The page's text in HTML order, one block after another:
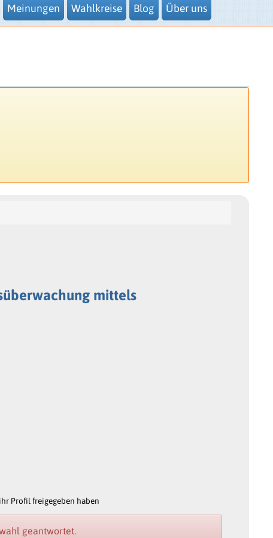
Meinungen Wahlkreise Blog Über uns
mittels
Profil freigegeben haben
geantwortet.